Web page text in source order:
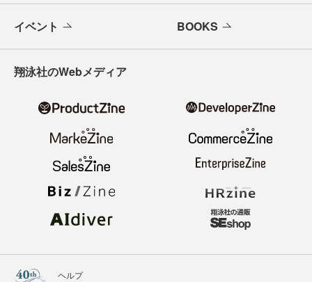
イベント BOOKS
翔泳社のWebメディア
ヘルプ